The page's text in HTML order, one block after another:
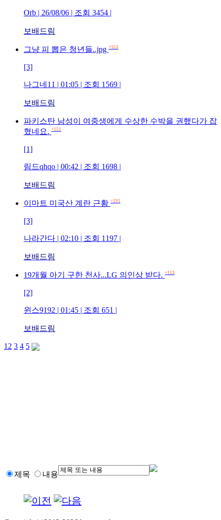
Orb | 26/08/06 | 조회 3454 |
보배드림
그냥 피 뽑은 청년들..jpg +153
[3]
나그네11 | 01:05 | 조회 1569 |
보배드림
파키스탄 남성이 여중생에게 수상한 수박을 권했다가 잡
혔네요. +151
[1]
림드qhqo | 00:42 | 조회 1698 |
보배드림
이마트 미국산 계란 근황 +191
[3]
나라간다 | 02:10 | 조회 1197 |
보배드림
19개월 아기 구한 천사...LG 의인상 받다. +113
[2]
윈스9192 | 01:45 | 조회 651 |
보배드림
1 2 3 4 5
제목 내용